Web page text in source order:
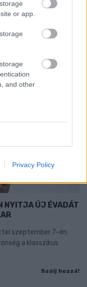
or app.
and other
Privacy Policy
Szólj hozzá!
NYITJA ÚJ ÉVADÁT
szeptember 7-én
a klasszikus
Szólj hozzá!